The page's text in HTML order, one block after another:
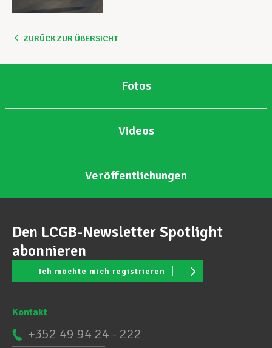
ZURÜCK ZUR ÜBERSICHT
Fotos
Videos
Veröffentlichungen
Den LCGB-Newsletter Spotlight
abonnieren
Ich möchte mich registrieren
Kontakt
+352 49 94 24 - 222